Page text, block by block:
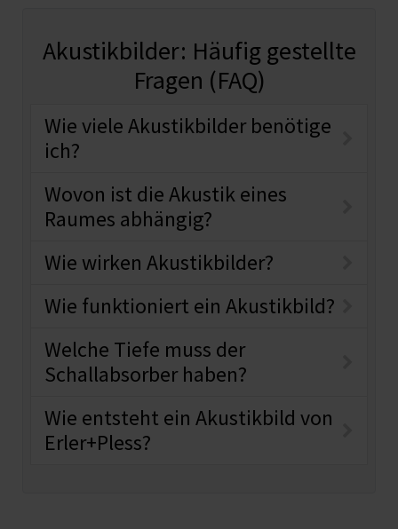
Akustikbilder: Häufig gestellte
Fragen (FAQ)
Wie viele Akustikbilder benötige
ich?
Wovon ist die Akustik eines
Raumes abhängig?
Wie wirken Akustikbilder?
Wie funktioniert ein Akustikbild?
Welche Tiefe muss der
Schallabsorber haben?
Wie entsteht ein Akustikbild von
Erler+Pless?